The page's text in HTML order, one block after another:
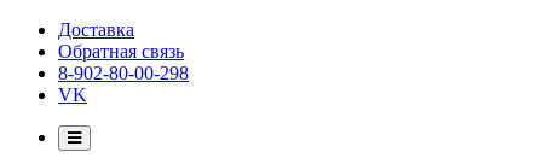
Доставка
Обратная связь
8-902-80-00-298
VK